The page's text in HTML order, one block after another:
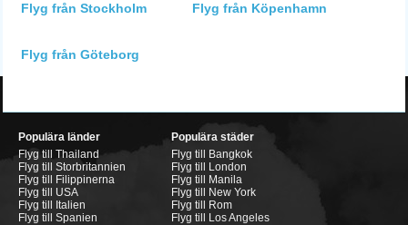
Flyg från Stockholm Flyg från Köpenhamn
Flyg från Göteborg
Populära länder
Flyg till Thailand
Flyg till Storbritannien
Flyg till Filippinerna
Flyg till USA
Flyg till Italien
Flyg till Spanien
Populära städer
Flyg till Bangkok
Flyg till London
Flyg till Manila
Flyg till New York
Flyg till Rom
Flyg till Los Angeles